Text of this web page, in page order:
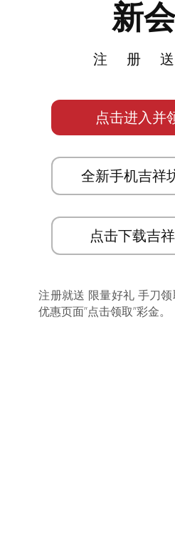
新
注册
点击进入并
全新手机吉祥
点击下载吉
注册就送 限量好礼 手刀
优惠页面”点击领取”彩金。